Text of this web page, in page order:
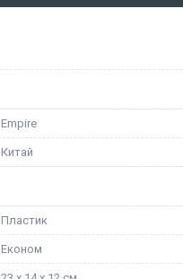
Empire
Китай
Пластик
Економ